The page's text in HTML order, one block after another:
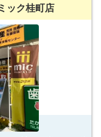
ック桂町店